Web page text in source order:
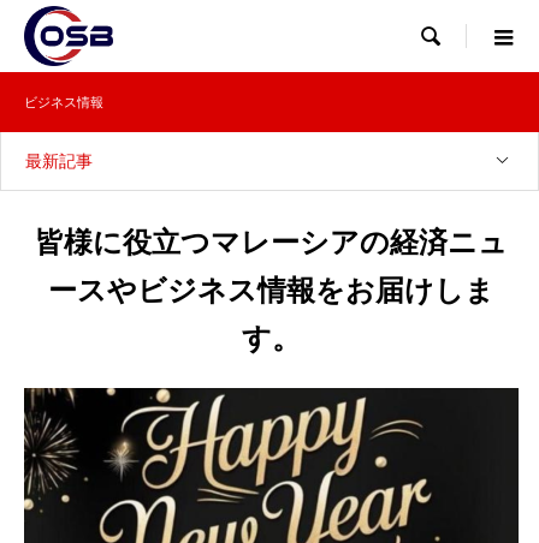

ビジネス情報
最新記事
皆様に役立つマレーシアの経済ニュ
ースやビジネス情報をお届けしま
す。